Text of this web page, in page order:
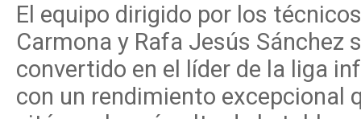
El equipo dirigido por los
Carmona y Rafa Jesús Sánchez
convertido en el líder de la liga
con un rendimiento excepcional